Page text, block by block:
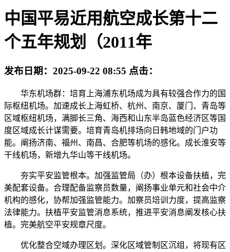
中国平易近用航空成长第十二
个五年规划（2011年
发布日期： 2025-09-22 08:55 点击：
华东机场群：培育上海浦东机场成为具有较强合作力的国
际枢纽机场。加速成长上海虹桥、杭州、南京、厦门、青岛等
区域枢纽机场，满脚长三角、海西和山东半岛蓝色经济区等国
度区域成长计谋需要。培育青岛机排场向日韩地域的门户功
能。阐扬济南、福州、南昌、合肥等机场的感化。成长淮安等
干线机场，新增九华山等干线机场。
夯实平安监管根本。加强监管局（办）根本设备扶植，完
美配套设备。合理配备监察员数量，阐扬事业单元和社会中介
机构的感化，协帮加强监管能力。加察员培训力度，提高监察
法律能力。扶植平安监管消息系统，推进平安消息阐发核心扶
植。完美航空平安规章尺度。
优化整合空域办理区划。深化区域管制区沉组，将现有区